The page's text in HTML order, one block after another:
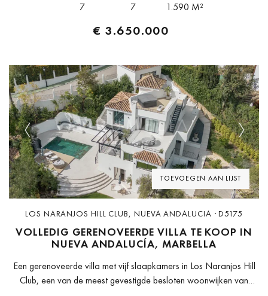
7
7
1.590 M²
€ 3.650.000
TOEVOEGEN AAN LIJST
Previous Next
LOS NARANJOS HILL CLUB, NUEVA ANDALUCIA · D5175
VOLLEDIG GERENOVEERDE VILLA TE KOOP IN
NUEVA ANDALUCÍA, MARBELLA
Een gerenoveerde villa met vijf slaapkamers in Los Naranjos Hill
Club, een van de meest gevestigde besloten woonwijken van